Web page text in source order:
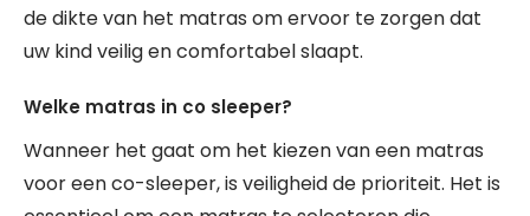
de dikte van het matras om ervoor te zorgen dat
uw kind veilig en comfortabel slaapt.
Welke matras in co sleeper?
Wanneer het gaat om het kiezen van een matras
voor een co-sleeper, is veiligheid de prioriteit. Het is